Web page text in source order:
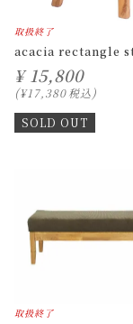
取扱終了
acacia rectangle
¥ 15,800
¥17,380税込
SOLD OUT
取扱終了